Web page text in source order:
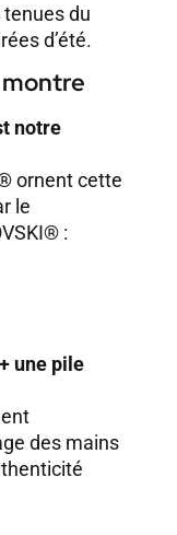
du
d’été.
notre
ornent cette
le
:
une pile
des mains